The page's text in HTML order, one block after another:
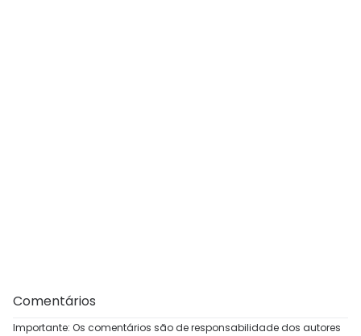
Comentários
Importante: Os comentários são de responsabilidade dos autores